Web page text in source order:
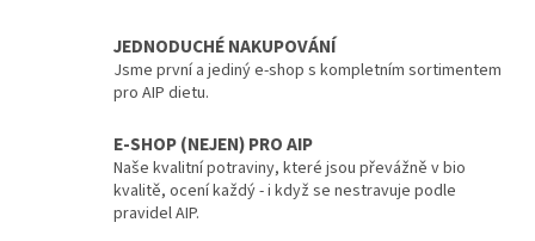
JEDNODUCHÉ NAKUPOVÁNÍ
Jsme první a jediný e-shop s kompletním sortimentem
pro AIP dietu.
E-SHOP (NEJEN) PRO AIP
Naše kvalitní potraviny, které jsou převážně v bio
kvalitě, ocení každý - i když se nestravuje podle
pravidel AIP.